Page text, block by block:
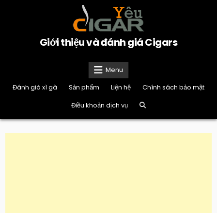
Giới thiệu và đánh giá Cigars
Menu
Đánh giá xì gà
Sản phẩm Liện hệ
Chính sách bảo mật
Điều khoản dịch vụ